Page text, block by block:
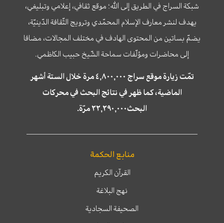
شبكة السراج في الطريق إلى الله؛ موقع ثقافي، إعلامي وتبليغي،
يهدف لنشر معارف الإسلام المحمّدي وترويج الثّقافة الدّينيّة،
يضمّ بساتين من المحتوى الهادف في مختلف المجالات، مضافا
إلى محاضرات ومؤلّفات سماحة الشّيخ حبيب الكاظمي.
تمّت زيارة موقع سراج ٤,٨٠٠,٠٠٠ مرة خلال الستة أشهر
الماضية، كما ظهر في نتائج البحث في محركات
البحث٢٢,٢٩٠,٠٠٠ مرّة.
منابع الحكمة
القرآن الكريم
نهج البلاغة
الصحيفة السجادية